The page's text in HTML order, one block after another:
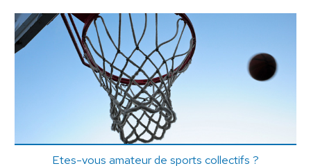
Etes-vous amateur de sports collectifs ?